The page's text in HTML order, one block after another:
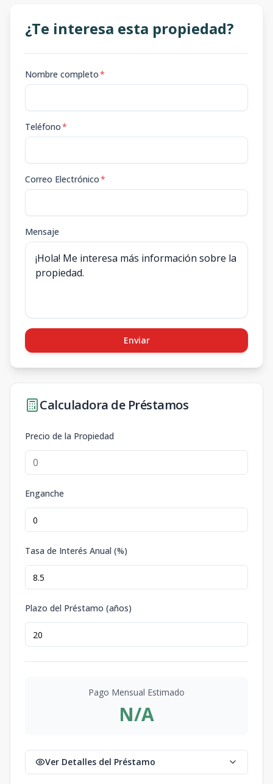
¿Te interesa esta propiedad?
Nombre completo*
Teléfono*
Correo Electrónico*
Mensaje
Enviar
Calculadora de Préstamos
Precio de la Propiedad
Enganche
Tasa de Interés Anual (%)
Plazo del Préstamo (años)
Pago Mensual Estimado
N/A
Ver Detalles del Préstamo